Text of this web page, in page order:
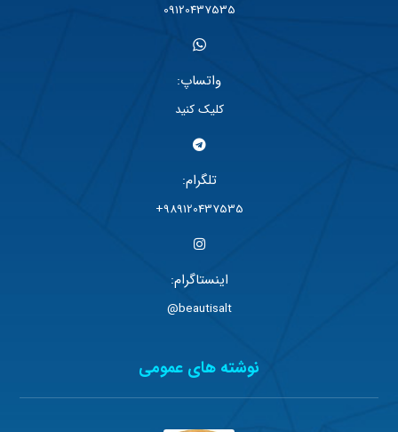
09120437535
واتساپ:
کلیک کنید
تلگرام:
989120437535+
اینستاگرام:
beautisalt@
نوشته های عمومی